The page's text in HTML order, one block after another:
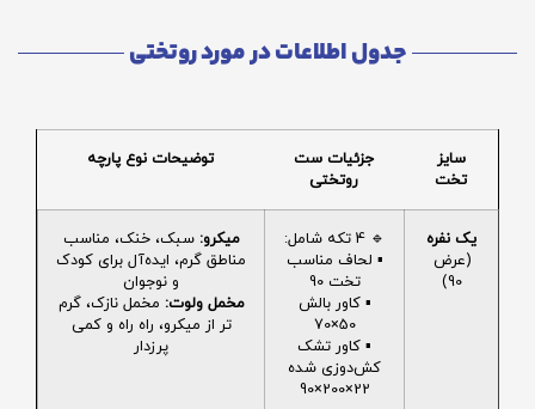
جدول اطلاعات در مورد روتختی
سایز
تخت
جزئیات ست
روتختی
توضیحات نوع پارچه
یک نفره
(عرض
90)
🔹 4 تکه شامل:
▪️ لحاف مناسب
تخت 90
▪️ کاور بالش
50×70
▪️ کاور تشک
کش‌دوزی شده
22×200×90
میکرو: سبک، خنک، مناسب
مناطق گرم، ایده‌آل برای کودک
و نوجوان
مخمل ولوت: مخمل نازک، گرم
تر از میکرو، راه راه و کمی
پرزدار